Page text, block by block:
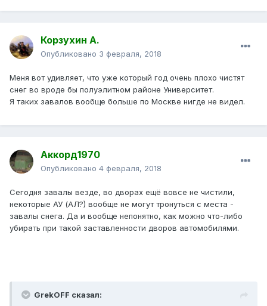
Корзухин А.
Опубликовано 3 февраля, 2018
Меня вот удивляет, что уже который год очень плохо чистят
снег во вроде бы полуэлитном районе Университет.
Я таких завалов вообще больше по Москве нигде не видел.
Аккорд1970
Опубликовано 4 февраля, 2018
Сегодня завалы везде, во дворах ещё вовсе не чистили,
некоторые АУ (АЛ?) вообще не могут тронуться с места -
завалы снега. Да и вообще непонятно, как можно что-либо
убирать при такой заставленности дворов автомобилями.
GrekOFF сказал: